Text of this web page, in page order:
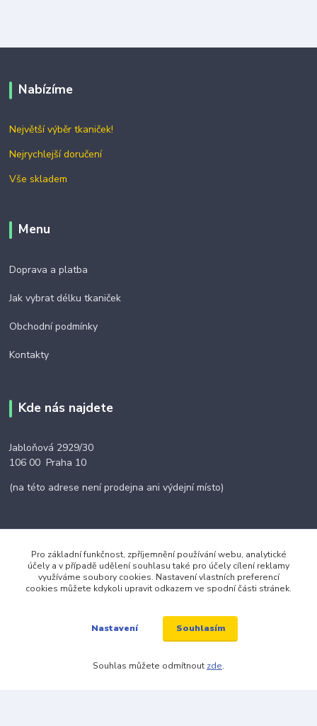
Nabízíme
Největší výběr tkaniček!
Nejrychlejší doručení
Vše skladem
Menu
Doprava a platba
Jak vybrat délku tkaniček
Obchodní podmínky
Kontakty
Kde nás najdete
Jabloňová 2929/30
106 00 Praha 10
(na této adrese není prodejna ani výdejní místo)
Kontakty
objednavky@zavazuj.cz
Pro základní funkčnost, zpříjemnění používání webu, analytické
účely a v případě udělení souhlasu také pro účely cílení reklamy
využíváme soubory cookies. Nastavení vlastních preferencí
cookies můžete kdykoli upravit odkazem ve spodní části stránek.
Nastavení Souhlasím
Souhlas můžete odmítnout zde.